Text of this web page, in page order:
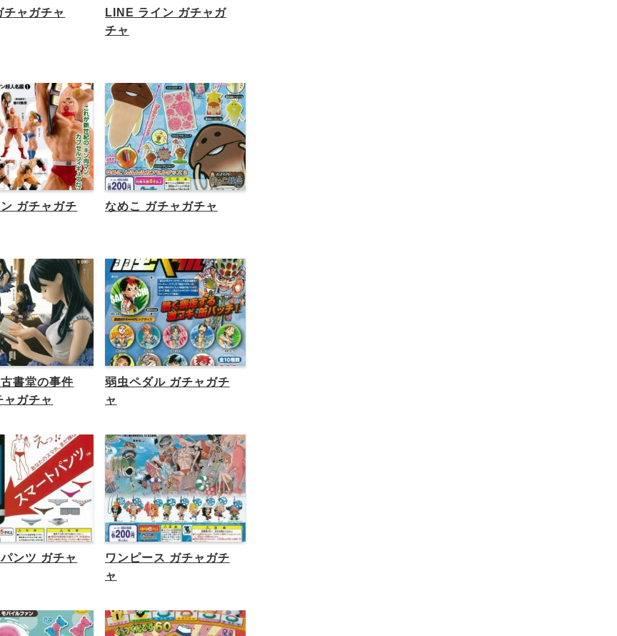
チャガチャ
LINE ライン ガチャガ
チャ
ガチャガチ
なめこ ガチャガチャ
書堂の事件
ャガチャ
弱虫ペダル ガチャガチ
ャ
ンツ ガチャ
ワンピース ガチャガチ
ャ